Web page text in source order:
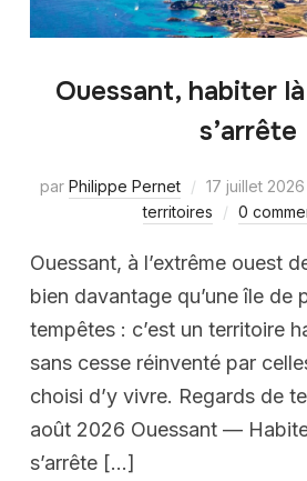
Ouessant, habiter
s’arrête
par Philippe Pernet 17 juillet 2026
territoires
0
Ouessant, à l’extrême ouest
bien davantage qu’une île de
tempêtes : c’est un territoire
sans cesse réinventé par
choisi d’y vivre. Regards de
août 2026 Ouessant —
s’arrête […]